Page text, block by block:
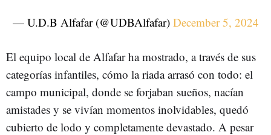
— U.D.B Alfafar (@UDBAlfafar) December 5, 2024
El equipo local de Alfafar ha mostrado, a través de sus
categorías infantiles, cómo la riada arrasó con todo: el
campo municipal, donde se forjaban sueños, nacían
amistades y se vivían momentos inolvidables, quedó
cubierto de lodo y completamente devastado. A pesar